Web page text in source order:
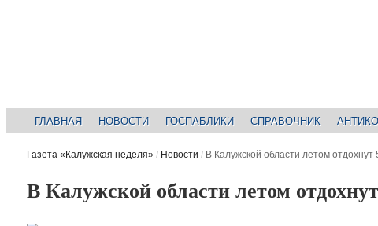
ГЛАВНАЯ НОВОСТИ ГОСПАБЛИКИ СПРАВОЧНИК
Газета «Калужская неделя» / Новости / В Калужской области летом
В Калужской области летом